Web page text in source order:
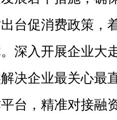
台促消费政策，
深入开展企业大
决企业最关心最
台，精准对接融